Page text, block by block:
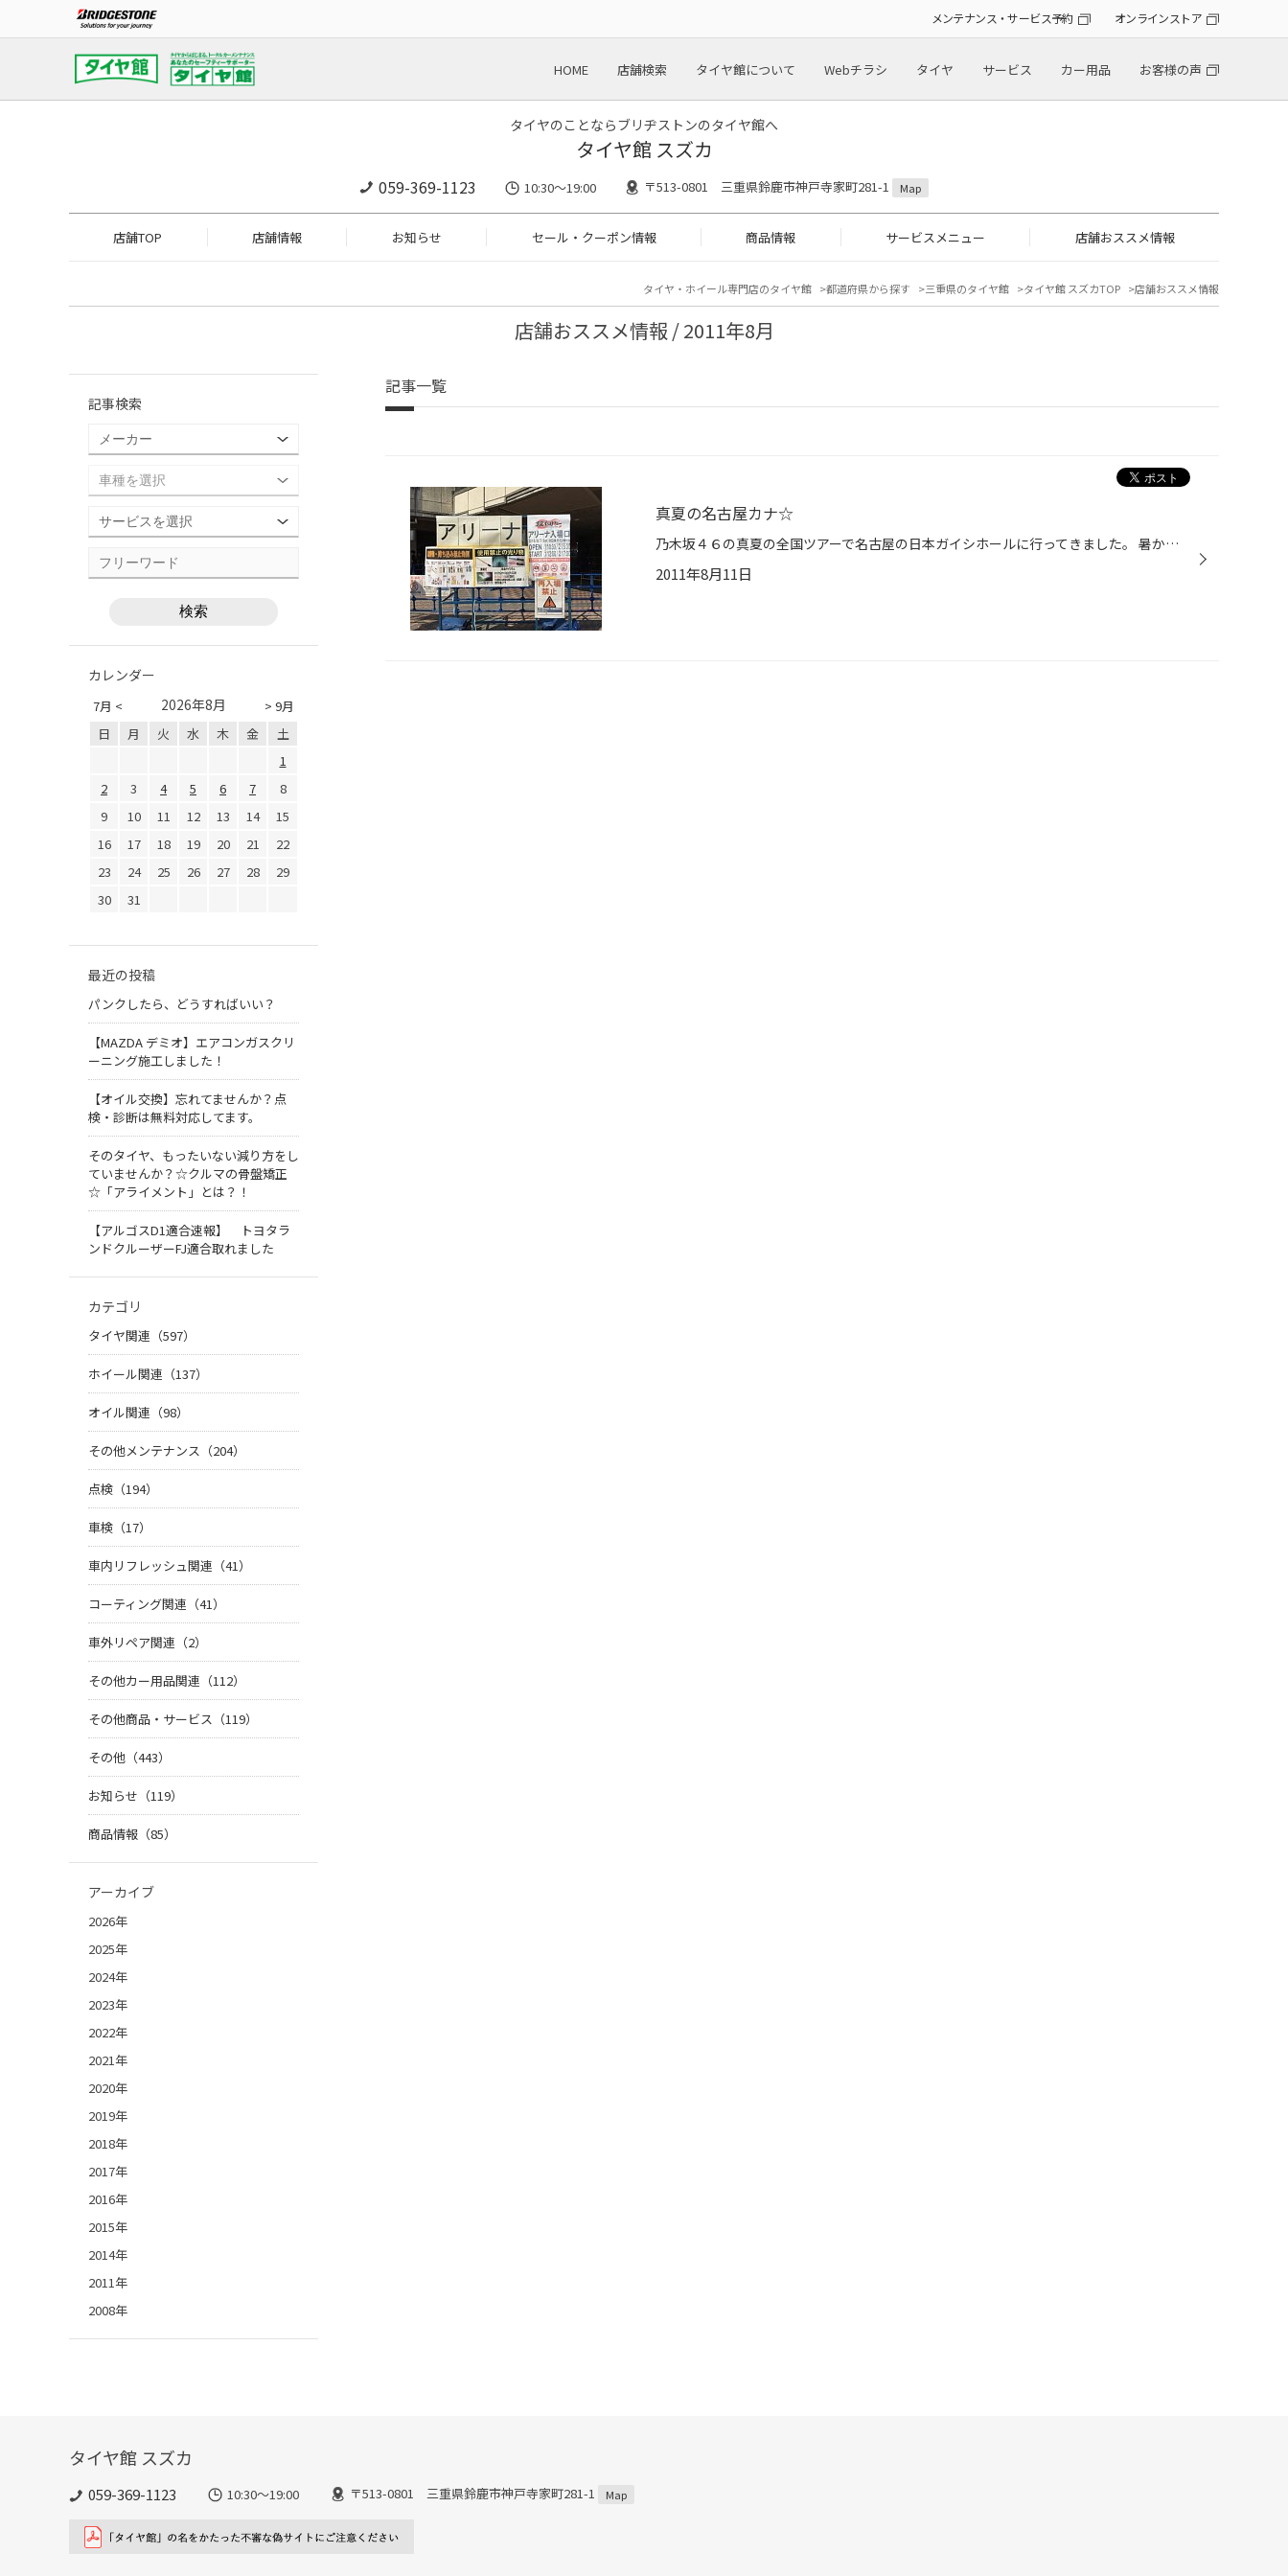
メンテナンス・サービス予約 オンラインストア
HOME 店舗検索 タイヤ館について Webチラシ タイヤ サービス カー用品 お客様の声
タイヤのことならブリヂストンのタイヤ館へ
タイヤ館 スズカ
059-369-1123 10:30～19:00 〒513-0801 三重県鈴鹿市神戸寺家町281-1 Map
店舗TOP 店舗情報 お知らせ セール・クーポン情報 商品情報 サービスメニュー 店舗おススメ情報
タイヤ・ホイール専門店のタイヤ館 都道府県から探す 三重県のタイヤ館 タイヤ館 スズカTOP 店舗おススメ情報
店舗おススメ情報 / 2011年8月
記事一覧
真夏の名古屋カナ☆
乃木坂４６の真夏の全国ツアーで名古屋の日本ガイシホールに行ってきました。 暑かったです。(いろんな意味でアツかったです) 朝は始発の電車に乗ってグッズを買い、昼と夜の公演２つとも観てきました。 次の日は声が限界でした笑 毎年このライブを観終わると 「夏、終わり」 と、感じます。
2011年8月11日
記事検索
カレンダー
7月 < > 9月
2026年8月
日 月 火 水 木 金
土
1
2
3 4 5 6 7
8
9
10 11 12 13 14
15
16
17 18 19 20 21
22
23
24 25 26 27 28
29
30
31
最近の投稿
パンクしたら、どうすればいい？
【MAZDA デミオ】エアコンガスクリ
ーニング施工しました！
【オイル交換】忘れてませんか？点
検・診断は無料対応してます。
そのタイヤ、もったいない減り方をし
ていませんか？☆クルマの骨盤矯正
☆「アライメント」とは？！
【アルゴスD1適合速報】 トヨタラ
ンドクルーザーFJ適合取れました
カテゴリ
タイヤ関連（597）
ホイール関連（137）
オイル関連（98）
その他メンテナンス（204）
点検（194）
車検（17）
車内リフレッシュ関連（41）
コーティング関連（41）
車外リペア関連（2）
その他カー用品関連（112）
その他商品・サービス（119）
その他（443）
お知らせ（119）
商品情報（85）
アーカイブ
2026年
2025年
2024年
2023年
2022年
2021年
2020年
2019年
2018年
2017年
2016年
2015年
2014年
2011年
2008年
タイヤ館 スズカ
059-369-1123 10:30～19:00 〒513-0801 三重県鈴鹿市神戸寺家町281-1 Map